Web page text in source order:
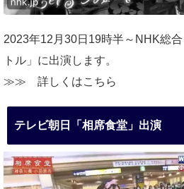
2023年12月30日19時半～NHK総
トル」に出演します。
≫≫ 詳しくはこちら
テレビ朝日「相席食堂」出演